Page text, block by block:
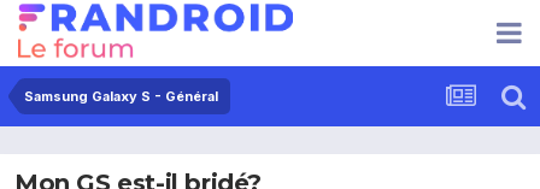
Samsung Galaxy S - Général
Mon GS est-il bridé?